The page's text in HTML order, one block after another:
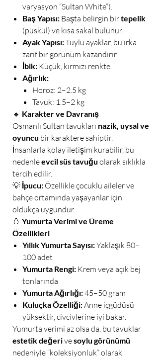
varyasyon “Sultan White”).
Baş Yapısı: Başta belirgin birtepelik
(püskül) ve kısa sakal bulunur.
Ayak Yapısı:Tüylü ayaklar, bu ırka
zarif bir görünüm kazandırır.
İbik: Küçük, kırmızı renkte.
Ağırlık:
Horoz: 2–2.5 kg
Tavuk: 1.5–2 kg
🔹 Karakter ve Davranış
Osmanlı Sultan tavukları nazik, uysal ve
oyuncu bir karaktere sahiptir.
İnsanlarla kolay iletişim kurabilir, bu
nedenleevcil süs tavuğu olarak sıklıkla
tercih edilir.
💡 İpucu: Özellikle çocuklu aileler ve
bahçe ortamında yaşayanlar için
oldukça uygundur.
🥚 Yumurta Verimi ve Üreme
Özellikleri
Yıllık Yumurta Sayısı:Yaklaşık 80–
100 adet
Yumurta Rengi: Krem veya açık bej
tonlarında
Yumurta Ağırlığı:45–50 gram
Kuluçka Özelliği:Anne içgüdüsü
yüksektir, civcivlerine iyi bakar.
Yumurta verimi az olsa da, bu tavuklar
estetik değerivesoylu görünümü
nedeniyle “koleksiyonluk” olarak